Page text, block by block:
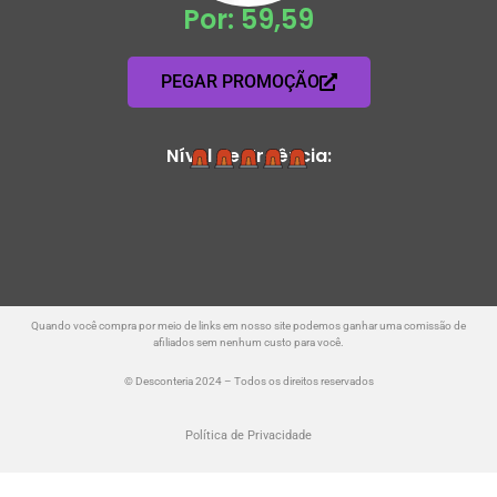
Por: 59,59
PEGAR PROMOÇÃO
Nível de Urgência:
Quando você compra por meio de links em nosso site podemos ganhar uma comissão de
afiliados sem nenhum custo para você.
© Desconteria 2024 – Todos os direitos reservados
Política de Privacidade